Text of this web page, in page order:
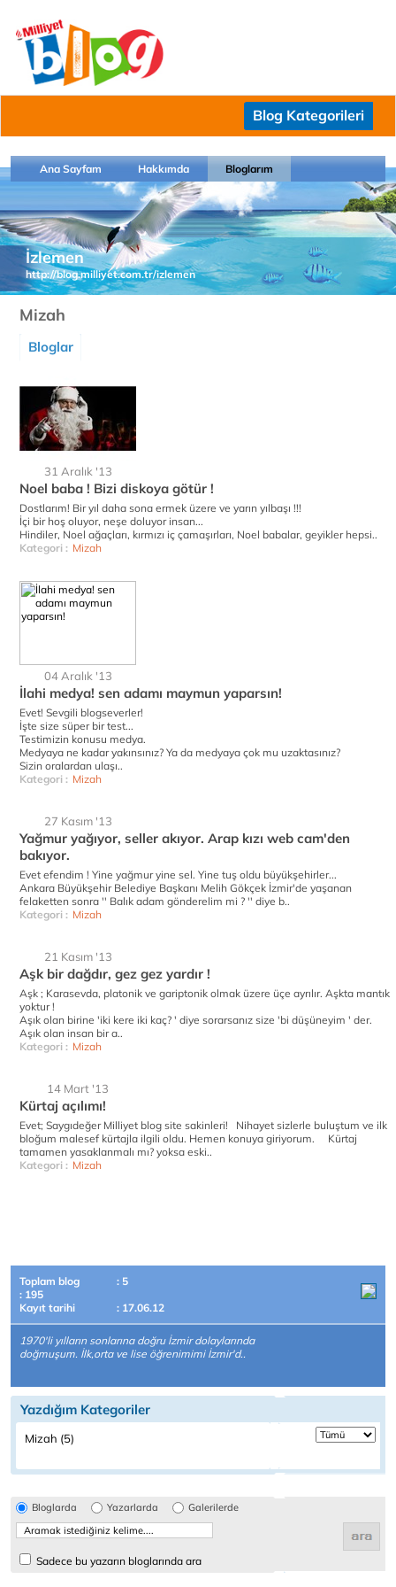
Blog Kategorileri
Ana Sayfam Hakkımda Bloglarım
İzlemen
http://blog.milliyet.com.tr/izlemen
Mizah
Bloglar
31 Aralık '13
Noel baba ! Bizi diskoya götür !
Dostlarım! Bir yıl daha sona ermek üzere ve yarın yılbaşı !!!
İçi bir hoş oluyor, neşe doluyor insan...
Hindiler, Noel ağaçları, kırmızı iç çamaşırları, Noel babalar, geyikler hepsi..
Kategori : Mizah
04 Aralık '13
İlahi medya! sen adamı maymun yaparsın!
Evet! Sevgili blogseverler!
İşte size süper bir test...
Testimizin konusu medya.
Medyaya ne kadar yakınsınız? Ya da medyaya çok mu uzaktasınız?
Sizin oralardan ulaşı..
Kategori : Mizah
27 Kasım '13
Yağmur yağıyor, seller akıyor. Arap kızı web cam'den
bakıyor.
Evet efendim ! Yine yağmur yine sel. Yine tuş oldu büyükşehirler...
Ankara Büyükşehir Belediye Başkanı Melih Gökçek İzmir'de yaşanan
felaketten sonra '' Balık adam gönderelim mi ? '' diye b..
Kategori : Mizah
21 Kasım '13
Aşk bir dağdır, gez gez yardır !
Aşk ; Karasevda, platonik ve gariptonik olmak üzere üçe ayrılır. Aşkta mantık
yoktur !
Aşık olan birine 'iki kere iki kaç? ' diye sorarsanız size 'bi düşüneyim ' der.
Aşık olan insan bir a..
Kategori : Mizah
14 Mart '13
Kürtaj açılımı!
Evet; Saygıdeğer Milliyet blog site sakinleri! Nihayet sizlerle buluştum ve ilk
bloğum malesef kürtajla ilgili oldu. Hemen konuya giriyorum. Kürtaj
tamamen yasaklanmalı mı? yoksa eski..
Kategori : Mizah
Toplam blog
: 5
: 195
Kayıt tarihi
: 17.06.12
1970'li yılların sonlarına doğru İzmir dolaylarında
doğmuşum. İlk,orta ve lise öğrenimimi İzmir'd..
Yazdığım Kategoriler
Mizah (5)
Bloglarda Yazarlarda Galerilerde
Sadece bu yazarın bloglarında ara